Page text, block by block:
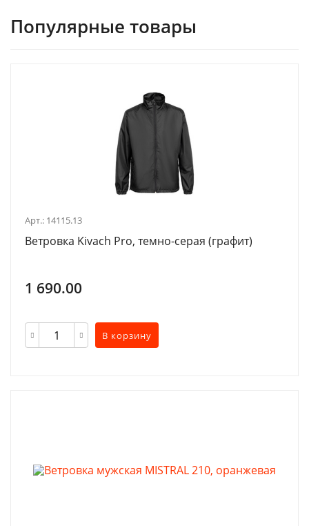
Популярные товары
Арт.: 14115.13
Ветровка Kivach Pro, темно-серая (графит)
1 690.00
В корзину